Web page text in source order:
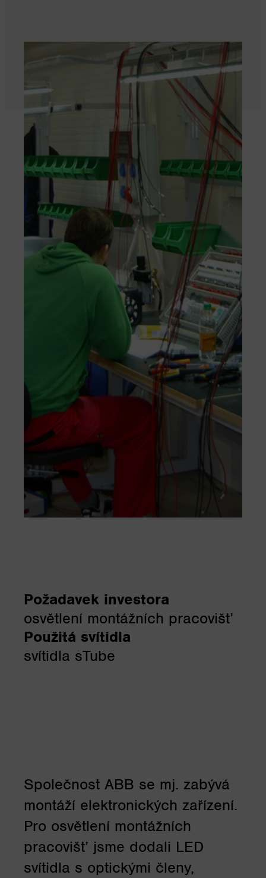
Požadavek investora
osvětlení montážních pracovišť
Použitá svítidla
svítidla sTube
Společnost ABB se mj. zabývá
montáží elektronických zařízení.
Pro osvětlení montážních
pracovišť jsme dodali LED
svítidla s optickými členy,